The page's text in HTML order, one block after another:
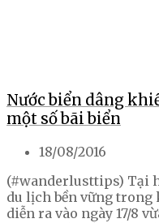
Nước biển dâng
một số bãi biển
18/08/2016
(#wanderlusttips) Tại
du lịch bền vững trong
diễn ra vào ngày 17/8